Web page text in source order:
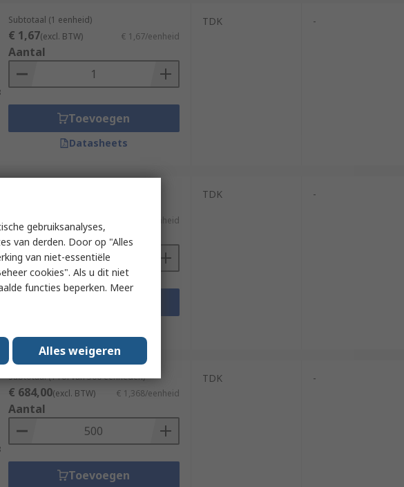
Subtotaal (1 eenheid)
€ 1,67(excl. BTW) € 1,67/eenheid
Aantal
Toevoegen
Datasheets
TDK -
€ 1,67 (excl. BTW) € 1,67/eenheid
Aantal
TDK -
Subtotaal (1 rol van 500 eenheden)
€ 684,00(excl. BTW) € 1,368/eenheid
Aantal
Toevoegen
TDK -
gebruiksanalyses,
van derden. Door op "Alles
van niet-essentiële
cookies". Als u dit niet
functies beperken. Meer
Alles weigeren